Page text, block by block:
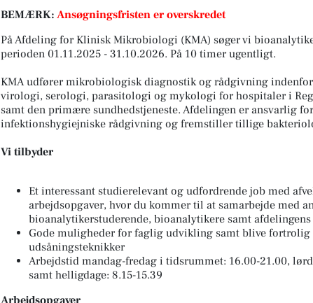
BEMÆRK: Ansøgningsfristen er overskredet
På Afdeling for Klinisk Mikrobiologi (KMA) søger vi
perioden 01.11.2025 - 31.10.2026. På 10 timer ugentligt.
KMA udfører mikrobiologisk diagnostik og rådgivning
virologi, serologi, parasitologi og mykologi for hospitaler i
samt den primære sundhedstjeneste. Afdelingen er ansvarlig
infektionshygiejniske rådgivning og fremstiller tillige
Vi tilbyder
Et interessant studierelevant og udfordrende job med
arbejdsopgaver, hvor du kommer til at samarbejde med
bioanalytikerstuderende, bioanalytikere samt
Gode muligheder for faglig udvikling samt blive fortrolig
udsåningsteknikker
Arbejdstid mandag-fredag i tidsrummet: 16.00-21.00,
samt helligdage: 8.15-15.39
Arbejdsopgaver